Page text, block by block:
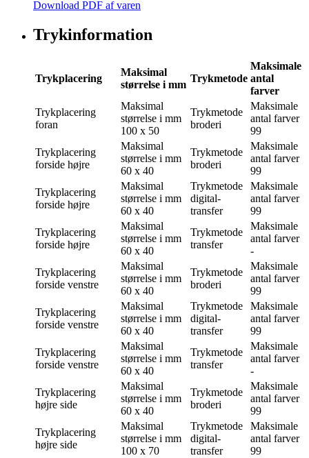
Download PDF af varen
Trykinformation
Trykplacering
Maksimal
størrelse i mm
Trykmetode
Maksimale
antal
farver
Trykplacering
foran
Maksimal
størrelse i mm
100 x 50
Trykmetode
broderi
Maksimale
antal farver
99
Trykplacering
forside højre
Maksimal
størrelse i mm
60 x 40
Trykmetode
broderi
Maksimale
antal farver
99
Trykplacering
forside højre
Maksimal
størrelse i mm
60 x 40
Trykmetode
digital-
transfer
Maksimale
antal farver
99
Trykplacering
forside højre
Maksimal
størrelse i mm
60 x 40
Trykmetode
transfer
Maksimale
antal farver
-
Trykplacering
forside venstre
Maksimal
størrelse i mm
60 x 40
Trykmetode
broderi
Maksimale
antal farver
99
Trykplacering
forside venstre
Maksimal
størrelse i mm
60 x 40
Trykmetode
digital-
transfer
Maksimale
antal farver
99
Trykplacering
forside venstre
Maksimal
størrelse i mm
60 x 40
Trykmetode
transfer
Maksimale
antal farver
-
Trykplacering
højre side
Maksimal
størrelse i mm
60 x 40
Trykmetode
broderi
Maksimale
antal farver
99
Trykplacering
højre side
Maksimal
størrelse i mm
100 x 70
Trykmetode
digital-
transfer
Maksimale
antal farver
99